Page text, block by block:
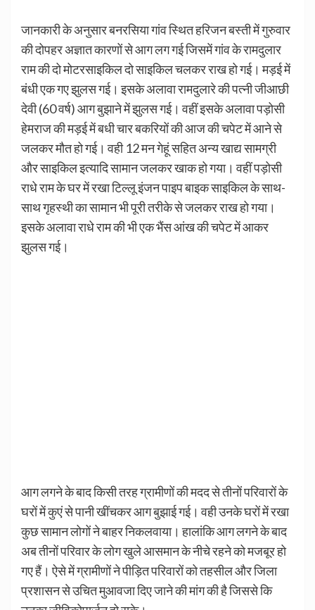
जानकारी के अनुसार बनरसिया गांव स्थित हरिजन बस्ती में गुरुवार
की दोपहर अज्ञात कारणों से आग लग गई जिसमें गांव के रामदुलार
राम की दो मोटरसाइकिल दो साइकिल चलकर राख हो गई। मड़ई में
बंधी एक गए झुलस गई। इसके अलावा रामदुलारे की पत्नी जीआछी
देवी (60 वर्ष) आग बुझाने में झुलस गई। वहीं इसके अलावा पड़ोसी
हेमराज की मड़ई में बधी चार बकरियों की आज की चपेट में आने से
जलकर मौत हो गई। वही 12 मन गेहूं सहित अन्य खाद्य सामग्री
और साइकिल इत्यादि सामान जलकर खाक हो गया। वहीं पड़ोसी
राधे राम के घर में रखा टिल्लू इंजन पाइप बाइक साइकिल के साथ-
साथ गृहस्थी का सामान भी पूरी तरीके से जलकर राख हो गया।
इसके अलावा राधे राम की भी एक भैंस आंख की चपेट में आकर
झुलस गई।
आग लगने के बाद किसी तरह ग्रामीणों की मदद से तीनों परिवारों के
घरों में कुएं से पानी खींचकर आग बुझाई गई। वही उनके घरों में रखा
कुछ सामान लोगों ने बाहर निकलवाया। हालांकि आग लगने के बाद
अब तीनों परिवार के लोग खुले आसमान के नीचे रहने को मजबूर हो
गए हैं। ऐसे में ग्रामीणों ने पीड़ित परिवारों को तहसील और जिला
प्रशासन से उचित मुआवजा दिए जाने की मांग की है जिससे कि